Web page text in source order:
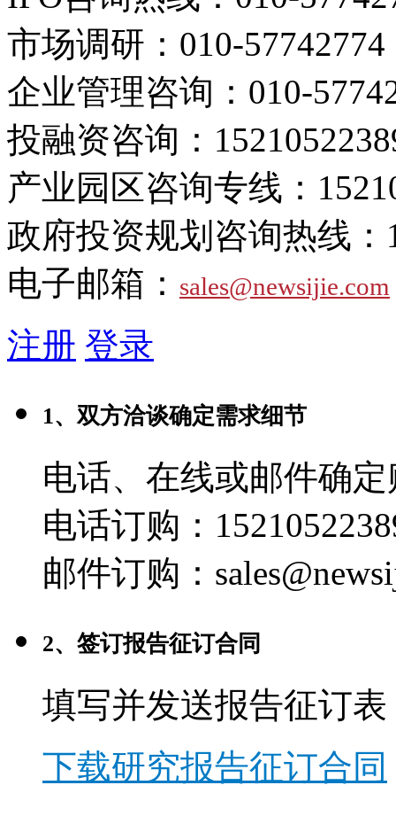
市场调研： 010-57742774
企业管理咨询： 010-
投融资咨询：
产业园区咨询专线：
政府投资规划咨询热线：
电子邮箱： sales@newsijie.com
注册 登录
1、双方洽谈确定需求细节
电话、在线或邮件确
电话订购：
邮件订购：
2、签订报告征订合同
填写并发送报告征订表
下载研究报告征订合同